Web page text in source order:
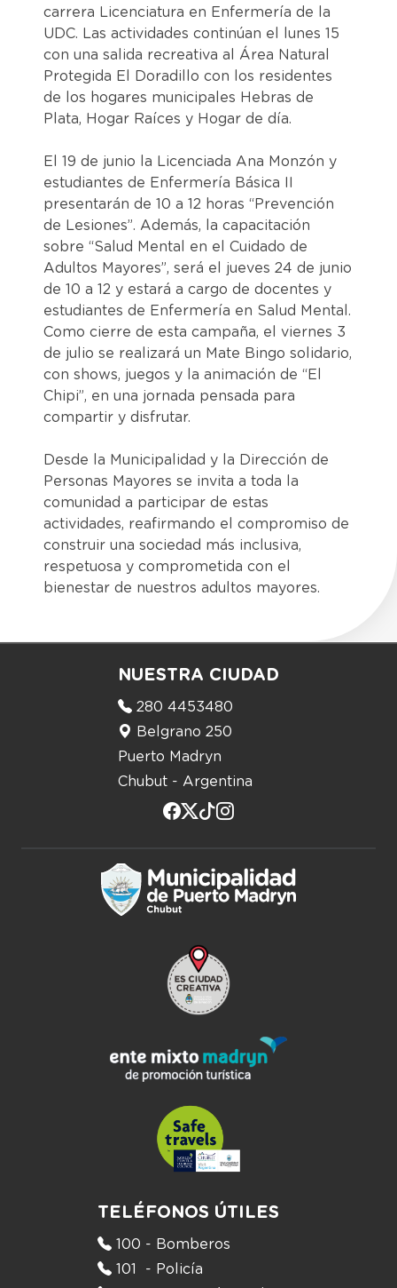
carrera Licenciatura en Enfermería de la
UDC. Las actividades continúan el lunes 15
con una salida recreativa al Área Natural
Protegida El Doradillo con los residentes
de los hogares municipales Hebras de
Plata, Hogar Raíces y Hogar de día.
El 19 de junio la Licenciada Ana Monzón y
estudiantes de Enfermería Básica II
presentarán de 10 a 12 horas “Prevención
de Lesiones”. Además, la capacitación
sobre “Salud Mental en el Cuidado de
Adultos Mayores”, será el jueves 24 de junio
de 10 a 12 y estará a cargo de docentes y
estudiantes de Enfermería en Salud Mental.
Como cierre de esta campaña, el viernes 3
de julio se realizará un Mate Bingo solidario,
con shows, juegos y la animación de “El
Chipi”, en una jornada pensada para
compartir y disfrutar.
Desde la Municipalidad y la Dirección de
Personas Mayores se invita a toda la
comunidad a participar de estas
actividades, reafirmando el compromiso de
construir una sociedad más inclusiva,
respetuosa y comprometida con el
bienestar de nuestros adultos mayores.
NUESTRA CIUDAD
280 4453480
Belgrano 250
Puerto Madryn
Chubut - Argentina
TELÉFONOS ÚTILES
100 - Bomberos
101 - Policía